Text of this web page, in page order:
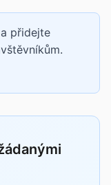
přidejte